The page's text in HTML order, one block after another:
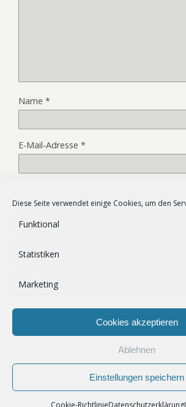
Diese Seite verwendet einige Cookies, um den
Funktional
Statistiken
Marketing
Cookies akzeptieren
Ablehnen
Einstellungen speichern
Cookie-RichtlinieDatenschutzerklärung
Name *
E-Mail-Adresse *
meinen nächsten Kommentar speichern.
Zum Seitenanfang
Mobil